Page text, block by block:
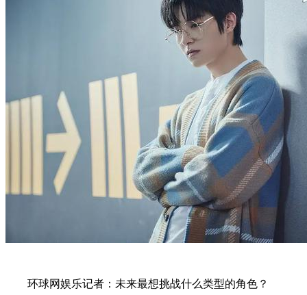
环球网娱乐记者：未来最想挑战什么类型的角色？